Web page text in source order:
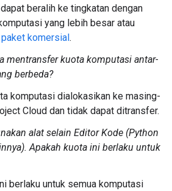
beralih ke tingkatan dengan
yang lebih besar atau
paket komersial.
mentransfer kuota komputasi antar-
berbeda?
komputasi dialokasikan ke masing-
Cloud dan tidak dapat ditransfer.
alat selain Editor Kode (Python
Apakah kuota ini berlaku untuk
berlaku untuk semua komputasi